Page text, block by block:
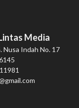
Media
Nusa Indah No. 17